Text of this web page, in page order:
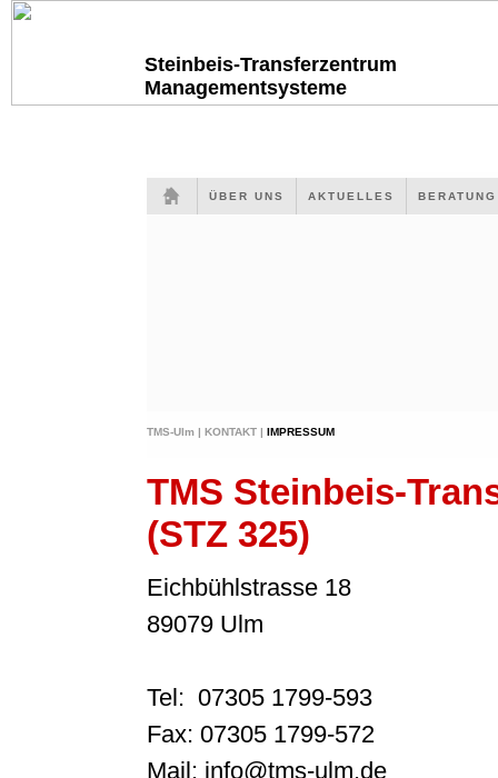
Steinbeis-Transferzentrum
Managementsysteme
ÜBER UNS AKTUELLES
TMS-Ulm | KONTAKT | IMPRESSUM
TMS Steinbeis-
(STZ 325)
Eichbühlstrasse 18
89079 Ulm
Tel: 07305 1799-593
Fax: 07305 1799-572
Mail: info@tms-ulm.de